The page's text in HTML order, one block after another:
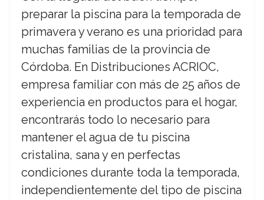
preparar la piscina para la temporada de
primavera y verano es una prioridad para
muchas familias de la provincia de
Córdoba. En Distribuciones ACRIOC,
empresa familiar con más de 25 años de
experiencia en productos para el hogar,
encontrarás todo lo necesario para
mantener el agua de tu piscina
cristalina, sana y en perfectas
condiciones durante toda la temporada,
independientemente del tipo de piscina